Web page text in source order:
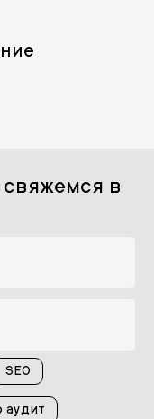
в
SEO
аудит